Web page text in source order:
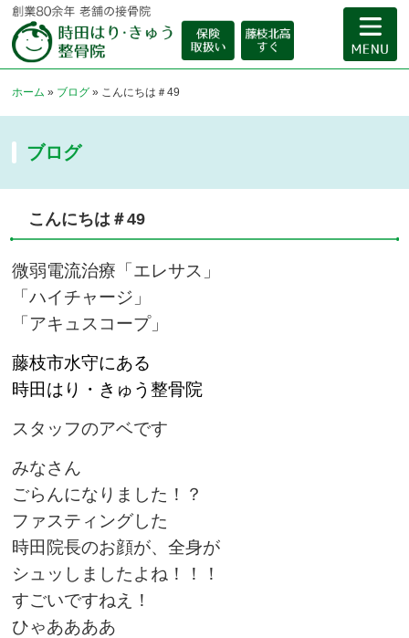
ホーム » ブログ » こんにちは＃49
ブログ
こんにちは＃49
微弱電流治療「エレサス」
「ハイチャージ」
「アキュスコープ」
藤枝市水守にある
時田はり・きゅう整骨院
スタッフのアベです
みなさん
ごらんになりました！？
ファスティングした
時田院長のお顔が、全身が
シュッしましたよね！！！
すごいですねえ！
ひゃああああ